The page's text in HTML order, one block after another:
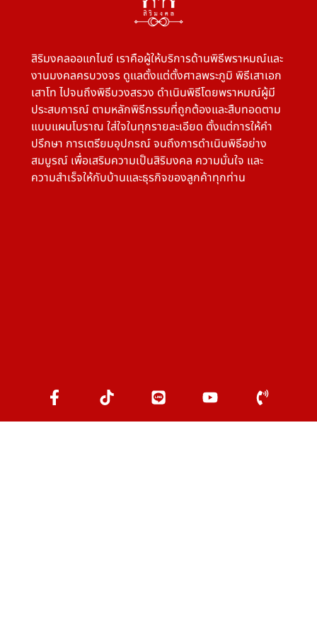
สิริมงคลออแกไนซ์ เราคือผู้ให้บริการด้านพิธีพราหมณ์และ
งานมงคลครบวงจร ดูแลตั้งแต่ตั้งศาลพระภูมิ พิธีเสาเอก
เสาโท ไปจนถึงพิธีบวงสรวง ดำเนินพิธีโดยพราหมณ์ผู้มี
ประสบการณ์ ตามหลักพิธีกรรมที่ถูกต้องและสืบทอดตาม
แบบแผนโบราณ ใส่ใจในทุกรายละเอียด ตั้งแต่การให้คำ
ปรึกษา การเตรียมอุปกรณ์ จนถึงการดำเนินพิธีอย่าง
สมบูรณ์ เพื่อเสริมความเป็นสิริมงคล ความมั่นใจ และ
ความสำเร็จให้กับบ้านและธุรกิจของลูกค้าทุกท่าน